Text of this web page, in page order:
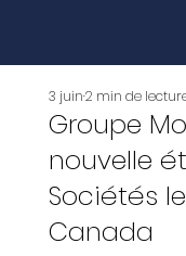
Groupe
nouvelle
Sociétés
Canada
3 juin2 min de